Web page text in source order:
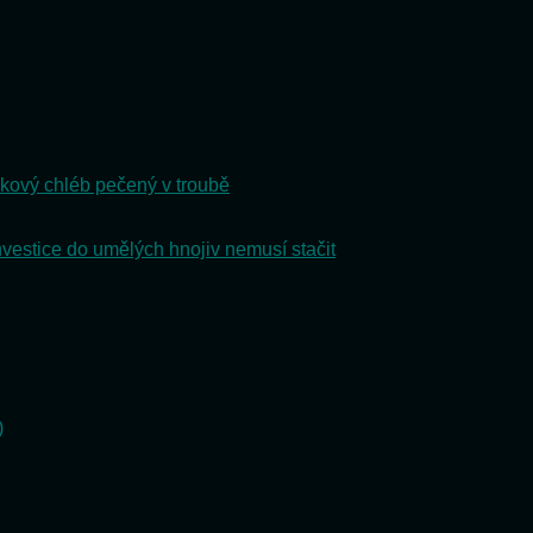
chléb pečený v troubě
do umělých hnojiv nemusí stačit